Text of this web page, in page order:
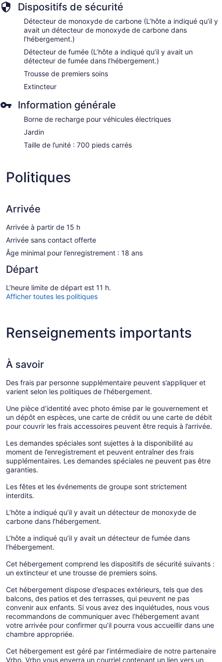
Dispositifs de sécurité
Détecteur de monoxyde de carbone (L’hôte a indiqué qu’il y
avait un détecteur de monoxyde de carbone dans
l’hébergement.)
Détecteur de fumée (L’hôte a indiqué qu’il y avait un
détecteur de fumée dans l’hébergement.)
Trousse de premiers soins
Extincteur
Information générale
Borne de recharge pour véhicules électriques
Jardin
Taille de l’unité : 700 pieds carrés
Politiques
Arrivée
Arrivée à partir de 15 h
Arrivée sans contact offerte
Âge minimal pour l’enregistrement : 18 ans
Départ
L’heure limite de départ est 11 h.
Afficher toutes les politiques
Renseignements importants
À savoir
Des frais par personne supplémentaire peuvent s’appliquer et
varient selon les politiques de l’hébergement.
Une pièce d’identité avec photo émise par le gouvernement et
un dépôt en espèces, une carte de crédit ou une carte de débit
pour couvrir les frais accessoires peuvent être requis à l’arrivée.
Les demandes spéciales sont sujettes à la disponibilité au
moment de l’enregistrement et peuvent entraîner des frais
supplémentaires. Les demandes spéciales ne peuvent pas être
garanties.
Les fêtes et les événements de groupe sont strictement
interdits.
L’hôte a indiqué qu’il y avait un détecteur de monoxyde de
carbone dans l’hébergement.
L’hôte a indiqué qu’il y avait un détecteur de fumée dans
l’hébergement.
Cet hébergement comprend les dispositifs de sécurité suivants :
un extincteur et une trousse de premiers soins.
Cet hébergement dispose d’espaces extérieurs, tels que des
balcons, des patios et des terrasses, qui peuvent ne pas
convenir aux enfants. Si vous avez des inquiétudes, nous vous
recommandons de communiquer avec l’hébergement avant
votre arrivée pour confirmer qu’il pourra vous accueillir dans une
chambre appropriée.
Cet hébergement est géré par l’intérmediaire de notre partenaire
Vrbo. Vrbo vous enverra un courriel contenant un lien vers un